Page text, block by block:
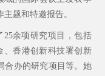
题和特邀报告。
25余项研究项目，包括
、香港创新科技署创新
合办的研究项目等。她